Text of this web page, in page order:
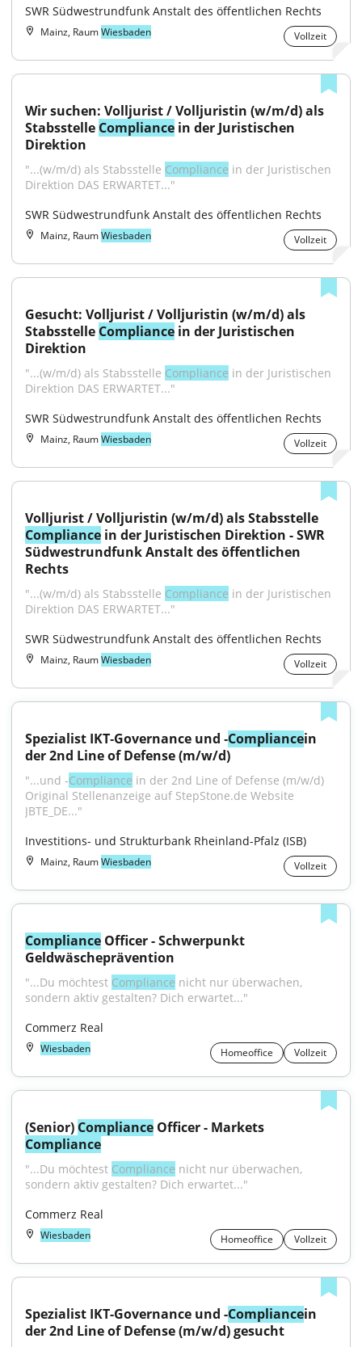
SWR Südwestrundfunk Anstalt des öffentlichen Rechts
Mainz, RaumWiesbaden Vollzeit
Wir suchen: Volljurist / Volljuristin (w/m/d) als
Stabsstelle Compliance in der Juristischen
Direktion
"...(w/m/d) als Stabsstelle Compliance in der Juristischen
Direktion DAS ERWARTET..."
SWR Südwestrundfunk Anstalt des öffentlichen Rechts
Mainz, RaumWiesbaden Vollzeit
Gesucht: Volljurist / Volljuristin (w/m/d) als
Stabsstelle Compliance in der Juristischen
Direktion
"...(w/m/d) als Stabsstelle Compliance in der Juristischen
Direktion DAS ERWARTET..."
SWR Südwestrundfunk Anstalt des öffentlichen Rechts
Mainz, RaumWiesbaden Vollzeit
Compliance in der Juristischen Direktion - SWR
Südwestrundfunk Anstalt des öffentlichen
Rechts
"...(w/m/d) als Stabsstelle Compliance in der Juristischen
Direktion DAS ERWARTET..."
SWR Südwestrundfunk Anstalt des öffentlichen Rechts
Mainz, RaumWiesbaden Vollzeit
Spezialist IKT‑Governance und ‑Compliancein
der 2nd Line of Defense (m/w/d)
"...und ‑Compliance in der 2nd Line of Defense (m/w/d)
Original Stellenanzeige auf StepStone.de Website
JBTE_DE..."
Investitions- und Strukturbank Rheinland-Pfalz (ISB)
Mainz, RaumWiesbaden Vollzeit
Compliance Officer - Schwerpunkt
Geldwäscheprävention
"...Du möchtest Compliance nicht nur überwachen,
sondern aktiv gestalten? Dich erwartet..."
Commerz Real
Wiesbaden Homeoffice Vollzeit
(Senior) Compliance
Compliance
"...Du möchtest Compliance nicht nur überwachen,
sondern aktiv gestalten? Dich erwartet..."
Commerz Real
Wiesbaden Homeoffice Vollzeit
Spezialist IKT-Governance und -Compliancein
der 2nd Line of Defense (m/w/d) gesucht